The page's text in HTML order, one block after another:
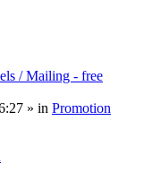
/ Mailing - free
» in Promotion